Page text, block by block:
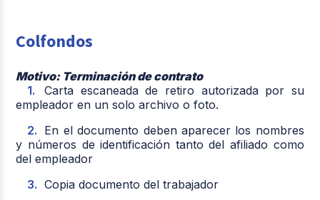
Colfondos
Motivo: Terminación de contrato
Carta escaneada de retiro autorizada por su
empleador en un solo archivo o foto.
En el documento deben aparecer los nombres
y números de identificación tanto del afiliado como
del empleador
Copia documento del trabajador